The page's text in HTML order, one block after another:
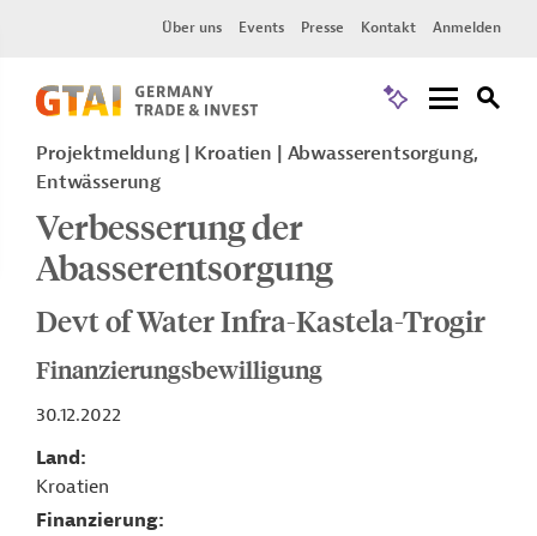
Über uns Events Presse Kontakt Anmelden
Projektmeldung Kroatien
Abwasserentsorgung,
Entwässerung
Verbesserung der
Abasserentsorgung
Devt of Water Infra-Kastela-Trogir
Finanzierungsbewilligung
30.12.2022
Land
Kroatien
Finanzierung